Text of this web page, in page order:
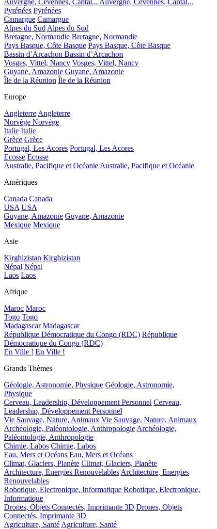
Auvergne, Cévennes, Cantal... Auvergne, Cévennes, Cantal...
Pyrénées Pyrénées
Camargue Camargue
Alpes du Sud Alpes du Sud
Bretagne, Normandie Bretagne, Normandie
Pays Basque, Côte Basque Pays Basque, Côte Basque
Bassin d’Arcachon Bassin d’Arcachon
Vosges, Vittel, Nancy Vosges, Vittel, Nancy
Guyane, Amazonie Guyane, Amazonie
Île de la Réunion Île de la Réunion
Europe
Angleterre Angleterre
Norvège Norvège
Italie Italie
Grèce Grèce
Portugal, Les Acores Portugal, Les Acores
Ecosse Ecosse
Australie, Pacifique et Océanie Australie, Pacifique et Océanie
Amériques
Canada Canada
USA USA
Guyane, Amazonie Guyane, Amazonie
Mexique Mexique
Asie
Kirghizistan Kirghizistan
Népal Népal
Laos Laos
Afrique
Maroc Maroc
Togo Togo
Madagascar Madagascar
République Démocratique du Congo (RDC) République
Démocratique du Congo (RDC)
En Ville ! En Ville !
Grands Thèmes
Géologie, Astronomie, Physique Géologie, Astronomie,
Physique
Cerveau, Leadership, Développement Personnel Cerveau,
Leadership, Développement Personnel
Vie Sauvage, Nature, Animaux Vie Sauvage, Nature, Animaux
Archéologie, Paléontologie, Anthropologie Archéologie,
Paléontologie, Anthropologie
Chimie, Labos Chimie, Labos
Eau, Mers et Océans Eau, Mers et Océans
Climat, Glaciers, Planète Climat, Glaciers, Planète
Architecture, Energies Renouvelables Architecture, Energies
Renouvelables
Robotique, Electronique, Informatique Robotique, Electronique,
Informatique
Drones, Objets Connectés, Imprimante 3D Drones, Objets
Connectés, Imprimante 3D
Agriculture, Santé Agriculture, Santé